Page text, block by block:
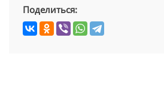
Поделиться: